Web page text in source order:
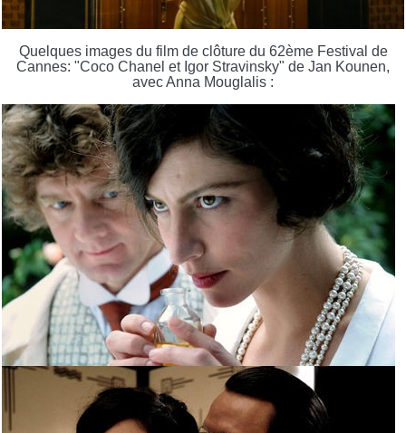
Quelques images du film de clôture du 62ème Festival de
Cannes: "Coco Chanel et Igor Stravinsky" de Jan Kounen,
avec Anna Mouglalis :